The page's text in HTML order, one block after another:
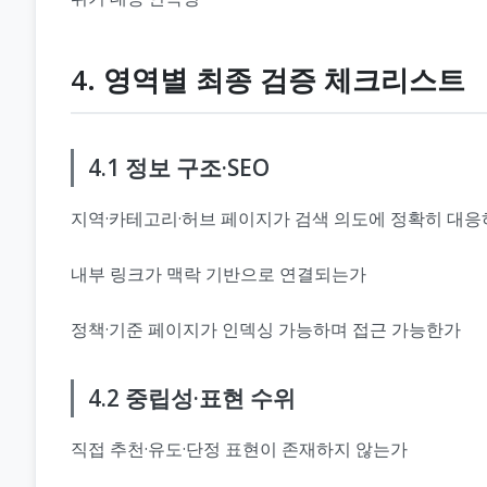
4. 영역별 최종 검증 체크리스트
4.1 정보 구조·SEO
지역·카테고리·허브 페이지가 검색 의도에 정확히 대
내부 링크가 맥락 기반으로 연결되는가
정책·기준 페이지가 인덱싱 가능하며 접근 가능한가
4.2 중립성·표현 수위
직접 추천·유도·단정 표현이 존재하지 않는가